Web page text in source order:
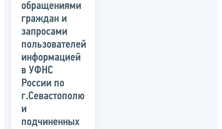
обращениями
граждан и
запросами
пользователей
информацией
в УФНС
России по
г.Севастополю
и
подчиненных